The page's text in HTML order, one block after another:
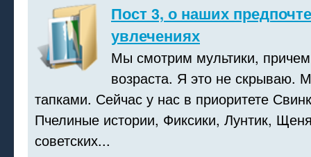
Пост 3, о наших
увлечениях
Мы смотрим мультики,
возраста. Я это не скрываю.
тапками. Сейчас у нас в приоритете
Пчелиные истории, Фиксики, Лунтик,
советских...